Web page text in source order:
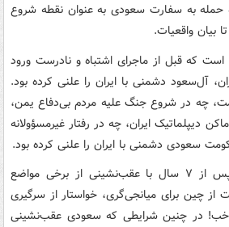
حمله به سفارت سعودی به عنوان نقطه شروع
بیان واقعیات.
است که قبل از ماجرای اشتباه و نادرست ورود
آل‌سعود دشمنی با ایران را علنی کرده بود.
چه در شروع جنگ علیه مردم بی‌دفاع یمن،
دیپلماتیک ایران، چه در رفتار غیرمسؤولانه
سعودی دشمنی با ایران را علنی کرده بود.
اکنون نیز دولت سعودی پس از ۷ سال با عقب‌نشینی از برخی مواضع
از چین برای میانجی‌گری، خواستار از سرگیری
خب! در چنین شرایطی که سعودی عقب‌نشینی